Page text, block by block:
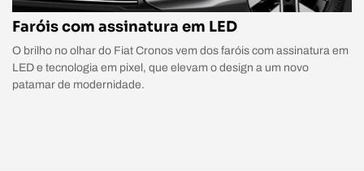
Faróis com assinatura em LED
O brilho no olhar do Fiat Cronos vem dos faróis com assinatura em
LED e tecnologia em pixel, que elevam o design a um novo
patamar de modernidade.